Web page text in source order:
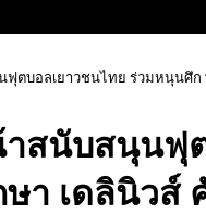
ตบอลเยาวชนไทย ร่วมหนุนศึก
สนับสนุนฟุ
า เดลินิวส์